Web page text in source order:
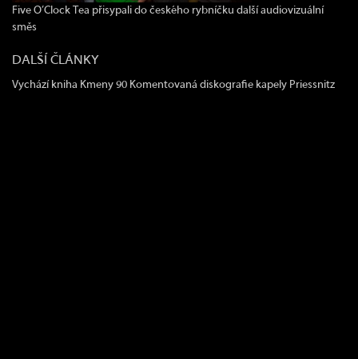
Five O’Clock Tea přisypali do českého rybníčku další audiovizuální
směs
DALŠÍ ČLÁNKY
Vychází kniha Kmeny 90 Komentovaná diskografie kapely Priessnitz